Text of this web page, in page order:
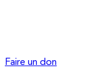
Faire un don